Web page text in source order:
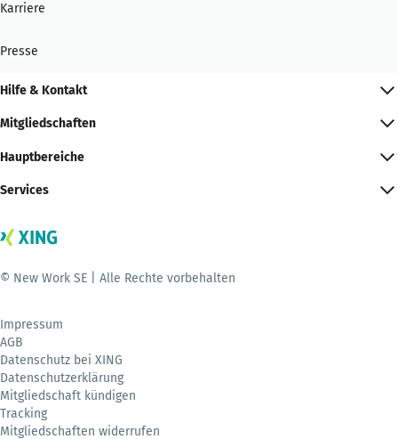
Karriere
Presse
Hilfe & Kontakt
Mitgliedschaften
Hauptbereiche
Services
© New Work SE | Alle Rechte vorbehalten
Impressum
AGB
Datenschutz bei XING
Datenschutzerklärung
Mitgliedschaft kündigen
Tracking
Mitgliedschaften widerrufen